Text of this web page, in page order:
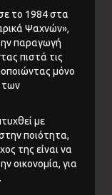
το 1984 στα
Ψαχνών»,
παραγωγή
πιστά τις
μόνο
των
με
ποιότητα,
της είναι να
οικονομία, για